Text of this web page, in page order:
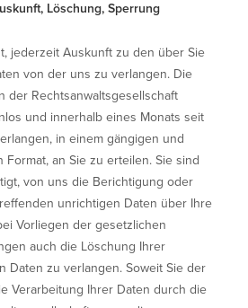
Löschung, Sperrung
jederzeit Auskunft zu den über Sie
von der uns zu verlangen. Die
der Rechtsanwaltsgesellschaft
und innerhalb eines Monats seit
in einem gängigen und
Format, an Sie zu erteilen. Sie sind
von uns die Berichtigung oder
unrichtigen Daten über Ihre
Vorliegen der gesetzlichen
auch die Löschung Ihrer
Daten zu verlangen. Soweit Sie der
Verarbeitung Ihrer Daten durch die